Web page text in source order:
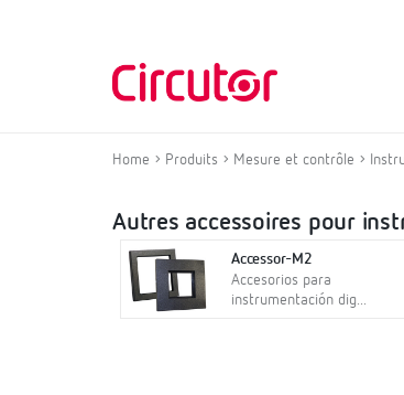
Home Produits Mesure et contrôle
Autres accessoires pour
Accessor-M2
Accesorios para
instrumentación dig...